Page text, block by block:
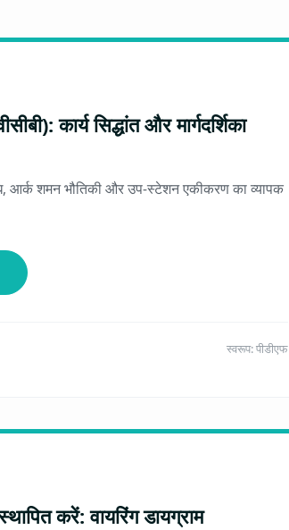
कार्य सिद्धांत और मार्गदर्शिका
आर्क शमन भौतिकी और उप-स्टेशन एकीकरण का व्यापक
स्वरूप: पीडीएफ
करें: वायरिंग डायग्राम